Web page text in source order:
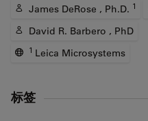
James DeRose , Ph.D. 1
David R. Barbero , PhD
1 Leica Microsystems
标签